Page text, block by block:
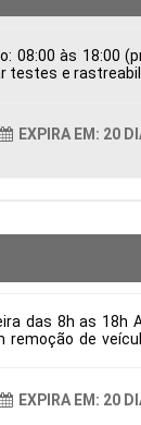
08:00 às
e
EXPIRA EM: 20
das 8h as
remoção de
EXPIRA EM: 20